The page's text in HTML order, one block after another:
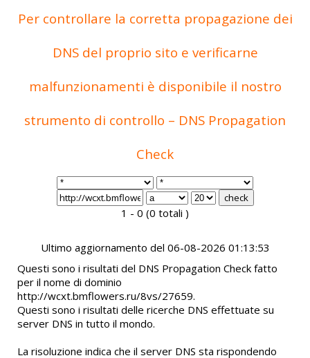
Per controllare la corretta propagazione dei
DNS del proprio sito e verificarne
malfunzionamenti è disponibile il nostro
strumento di controllo – DNS Propagation
Check
1 - 0 (0 totali )
Ultimo aggiornamento del 06-08-2026 01:13:53
Questi sono i risultati del DNS Propagation Check fatto
per il nome di dominio
http://wcxt.bmflowers.ru/8vs/27659.
Questi sono i risultati delle ricerche DNS effettuate su
server DNS in tutto il mondo.
La risoluzione indica che il server DNS sta rispondendo